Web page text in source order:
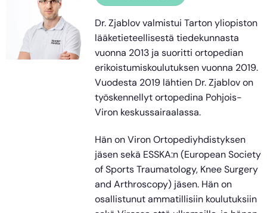
Dr. Zjablov valmistui Tarton yliopiston
lääketieteellisestä tiedekunnasta
vuonna 2013 ja suoritti ortopedian
erikoistumiskoulutuksen vuonna 2019.
Vuodesta 2019 lähtien Dr. Zjablov on
työskennellyt ortopedina Pohjois-
Viron keskussairaalassa.
Hän on Viron Ortopediyhdistyksen
jäsen sekä ESSKA:n (European Society
of Sports Traumatology, Knee Surgery
and Arthroscopy) jäsen. Hän on
osallistunut ammatillisiin koulutuksiin